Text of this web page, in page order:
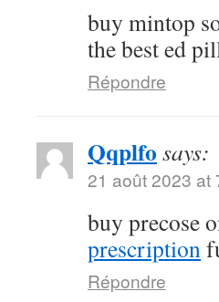
buy mintop
the best ed
Répondre
Qqplfo says:
21 août 2023 at
buy precose
prescription
Répondre